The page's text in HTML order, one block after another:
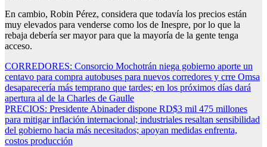
En cambio, Robin Pérez, considera que todavía los precios están
muy elevados para venderse como los de Inespre, por lo que la
rebaja debería ser mayor para que la mayoría de la gente tenga
acceso.
Navegación
de
entradas
CORREDORES: Consorcio Mochotrán niega gobierno aporte un
centavo para compra autobuses para nuevos corredores y crre Omsa
desaparecería más temprano que tardes; en los próximos días dará
apertura al de la Charles de Gaulle
PRECIOS: Presidente Abinader dispone RD$3 mil 475 millones
para mitigar inflación internacional; industriales resaltan sensibilidad
del gobierno hacia más necesitados; apoyan medidas enfrenta,
costos producción